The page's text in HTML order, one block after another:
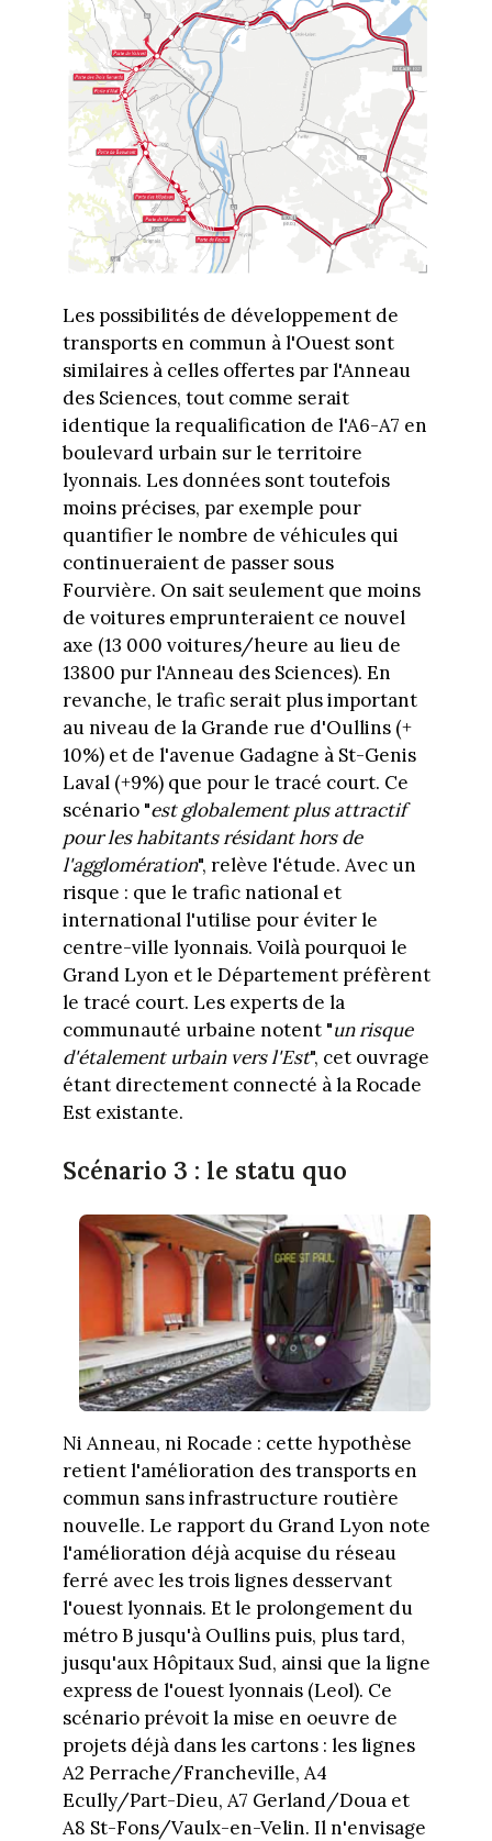
Les possibilités de développement de
transports en commun à l'Ouest sont
similaires à celles offertes par l'Anneau
des Sciences, tout comme serait
identique la requalification de l'A6-A7 en
boulevard urbain sur le territoire
lyonnais. Les données sont toutefois
moins précises, par exemple pour
quantifier le nombre de véhicules qui
continueraient de passer sous
Fourvière. On sait seulement que moins
de voitures emprunteraient ce nouvel
axe (13 000 voitures/heure au lieu de
13800 pur l'Anneau des Sciences). En
revanche, le trafic serait plus important
au niveau de la Grande rue d'Oullins (+
10%) et de l'avenue Gadagne à St-Genis
Laval (+9%) que pour le tracé court. Ce
scénario "est globalement plus attractif
pour les habitants résidant hors de
l'agglomération", relève l'étude. Avec un
risque : que le trafic national et
international l'utilise pour éviter le
centre-ville lyonnais. Voilà pourquoi le
Grand Lyon et le Département préfèrent
le tracé court. Les experts de la
communauté urbaine notent "un risque
d'étalement urbain vers l'Est", cet ouvrage
étant directement connecté à la Rocade
Est existante.
Scénario 3 : le statu quo
Ni Anneau, ni Rocade : cette hypothèse
retient l'amélioration des transports en
commun sans infrastructure routière
nouvelle. Le rapport du Grand Lyon note
l'amélioration déjà acquise du réseau
ferré avec les trois lignes desservant
l'ouest lyonnais. Et le prolongement du
métro B jusqu'à Oullins puis, plus tard,
jusqu'aux Hôpitaux Sud, ainsi que la ligne
express de l'ouest lyonnais (Leol). Ce
scénario prévoit la mise en oeuvre de
projets déjà dans les cartons : les lignes
A2 Perrache/Francheville, A4
Ecully/Part-Dieu, A7 Gerland/Doua et
A8 St-Fons/Vaulx-en-Velin. Il n'envisage